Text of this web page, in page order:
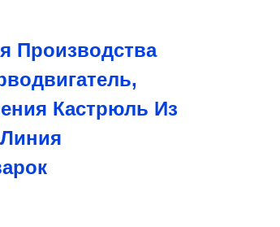
Производства
Кастрюль Из